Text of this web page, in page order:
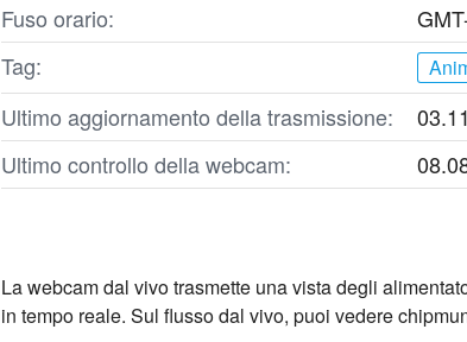
Fuso orario:
Tag:
Ultimo aggiornamento della trasmissione:
Ultimo controllo della webcam:
La webcam dal vivo trasmette una vista degli
in tempo reale. Sul flusso dal vivo, puoi vedere